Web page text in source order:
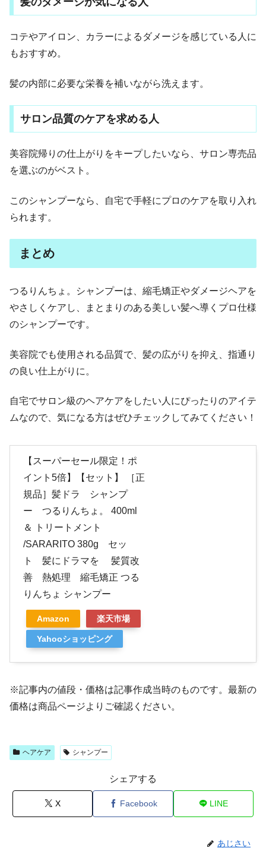
コテやアイロン、カラーによるダメージを感じている人に
もおすすめ。
髪の内部に必要な栄養を補いながら洗えます。
サロン品質のケアを求める人
美容院帰りの仕上がりをキープしたいなら、サロン専売品
を選ぶのがベスト。
このシャンプーなら、自宅で手軽にプロのケアを取り入れ
られます。
まとめ
つるりんちょ。シャンプーは、縮毛矯正やダメージヘアを
やさしくケアし、まとまりのある美しい髪へ導くプロ仕様
のシャンプーです。
美容院でも使用される品質で、髪の広がりを抑え、指通り
の良い仕上がりに。
自宅でサロン級のヘアケアをしたい人にぴったりのアイテ
ムなので、気になる方はぜひチェックしてみてください！
【スーパーセール限定！ポ
イント5倍】【セット】 ［正
規品］髪ドラ シャンプ
ー つるりんちょ。 400ml
＆ トリートメント
/SARARITO 380g セッ
ト 髪にドラマを 髪質改
善 熱処理 縮毛矯正 つる
りんちょ シャンプー
Amazon 楽天市場
Yahooショッピング
※記事内の値段・価格は記事作成当時のものです。最新の
価格は商品ページよりご確認ください。
ヘアケア シャンプー
シェアする
X Facebook LINE
あじさい